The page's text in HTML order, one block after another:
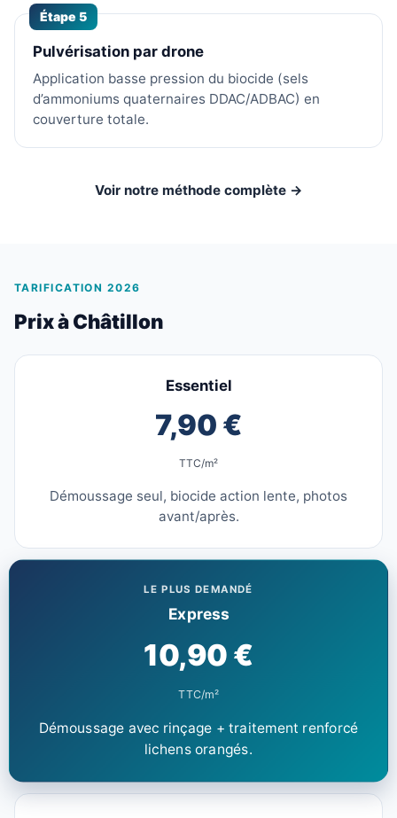
Étape 5
Pulvérisation par drone
Application basse pression du biocide (sels
d’ammoniums quaternaires DDAC/ADBAC) en
couverture totale.
Voir notre méthode complète →
TARIFICATION 2026
Prix à Châtillon
Essentiel
7,90 €
TTC/m²
Démoussage seul, biocide action lente, photos
avant/après.
LE PLUS DEMANDÉ
Express
10,90 €
TTC/m²
Démoussage avec rinçage + traitement renforcé
lichens orangés.